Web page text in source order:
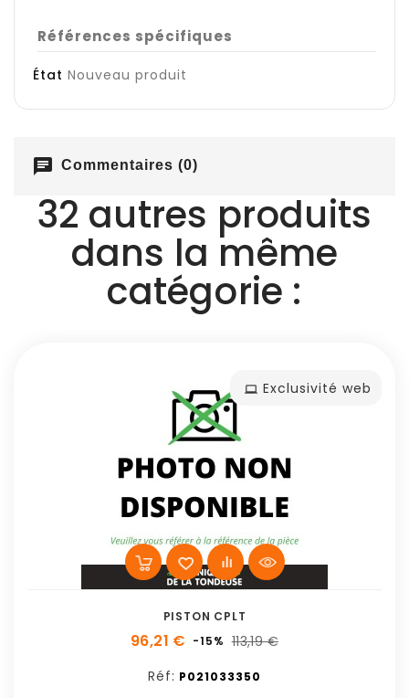
Références spécifiques
État Nouveau produit
chat Commentaires (0)
32 autres produits
dans la même
catégorie :
Exclusivité web
PISTON CPLT
96,21 € -15% 113,19 €
Réf: P021033350